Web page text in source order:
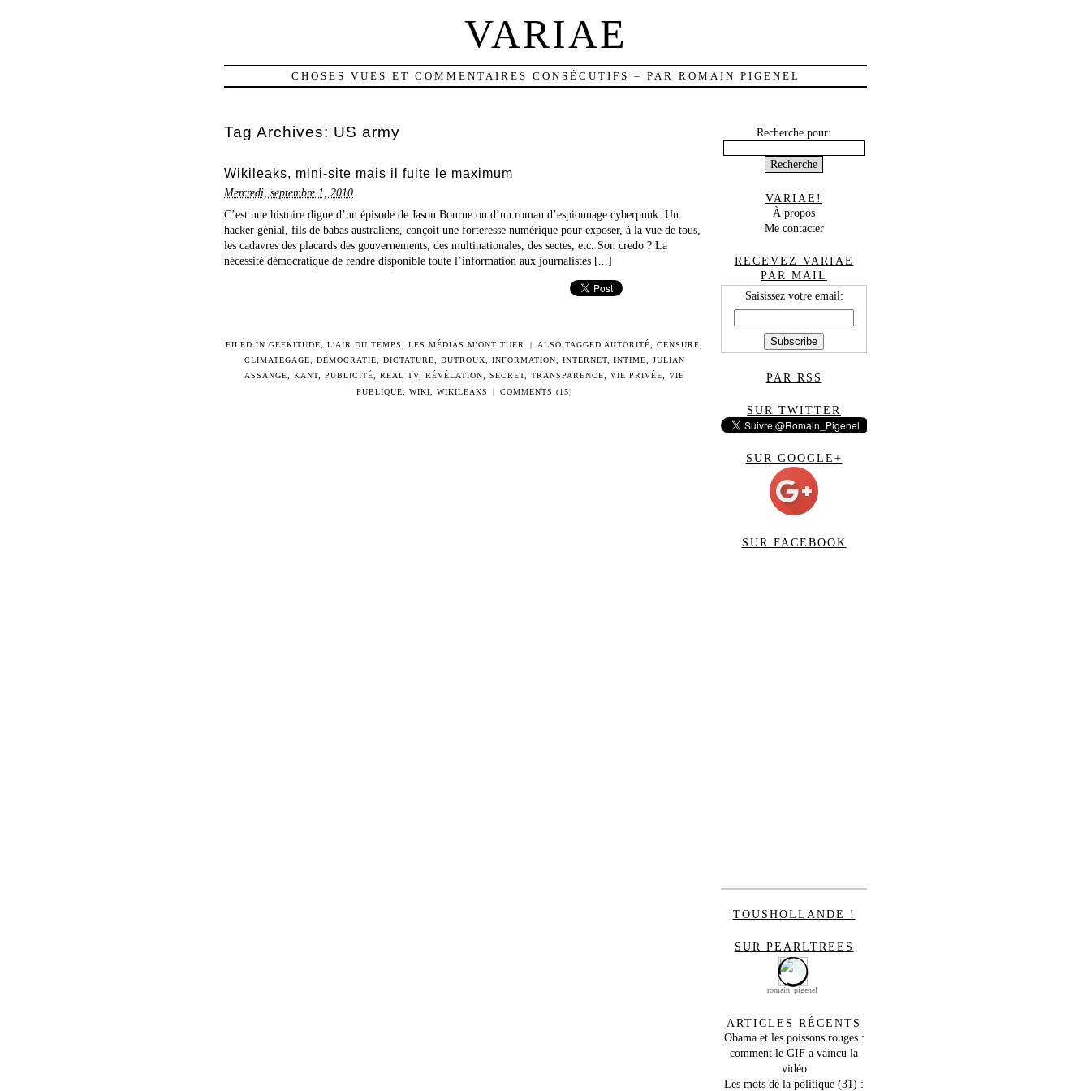
VARIAE
CHOSES VUES ET COMMENTAIRES CONSÉCUTIFS – PAR ROMAIN PIGENEL
Tag Archives: US army
Wikileaks, mini-site mais il fuite le maximum
Mercredi, septembre 1, 2010
C’est une histoire digne d’un épisode de Jason Bourne ou d’un roman d’espionnage cyberpunk. Un
hacker génial, fils de babas australiens, conçoit une forteresse numérique pour exposer, à la vue de tous,
les cadavres des placards des gouvernements, des multinationales, des sectes, etc. Son credo ? La
nécessité démocratique de rendre disponible toute l’information aux journalistes [...]
FILED INGEEKITUDE ,L'AIR DU TEMPS ,LES MÉDIAS M'ONT TUER | ALSO TAGGED AUTORITÉ CENSURE
CLIMATEGAGE
DÉMOCRATIE DICTATURE DUTROUX INFORMATION INTERNET, INTIME
JULIAN
ASSANGE
KANT PUBLICITÉ REAL TV RÉVÉLATION SECRET TRANSPARENCE VIE PRIVÉE
VIE
PUBLIQUE
WIKI WIKILEAKS | COMMENTS (15)
Recherche pour:
VARIAE!
À propos
Me contacter
RECEVEZ VARIAE
PAR MAIL
Saisissez votre email:
PAR RSS
SUR TWITTER
SUR GOOGLE+
SUR FACEBOOK
TOUSHOLLANDE !
SUR PEARLTREES
romain_pigenel
ARTICLES RÉCENTS
Obama et les poissons rouges :
comment le GIF a vaincu la
vidéo
Les mots de la politique (31) :